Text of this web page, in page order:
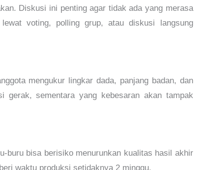
Diskusi ini penting agar tidak ada yang merasa
voting, polling grup, atau diskusi langsung
mengukur lingkar dada, panjang badan, dan
gerak, sementara yang kebesaran akan tampak
buru bisa berisiko menurunkan kualitas hasil akhir
waktu produksi setidaknya 2 minggu.